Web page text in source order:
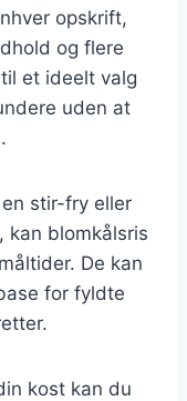
opskrift,
og flere
et ideelt valg
uden at
stir-fry eller
kan blomkålsris
De kan
for fyldte
kost kan du